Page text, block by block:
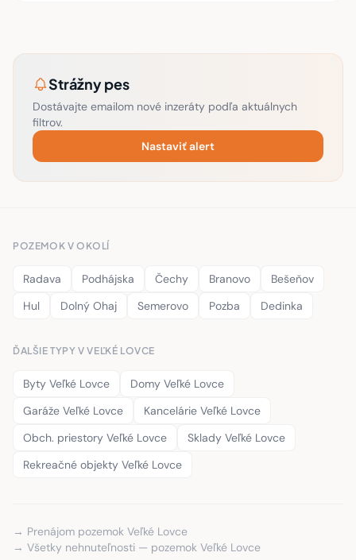
Strážny pes
Dostávajte emailom nové inzeráty podľa aktuálnych
filtrov.
Nastaviť alert
POZEMOK V OKOLÍ
Radava Podhájska Čechy Branovo
Bešeňov
Hul
Dolný Ohaj Semerovo Pozba Dedinka
ĎALŠIE TYPY V VEĽKÉ LOVCE
Byty Veľké Lovce
Domy Veľké Lovce
Garáže Veľké Lovce
Kancelárie Veľké Lovce
Obch. priestory Veľké Lovce
Sklady Veľké Lovce
Rekreačné objekty Veľké Lovce
→ Prenájom pozemok Veľké Lovce
→ Všetky nehnuteľnosti — pozemok Veľké Lovce